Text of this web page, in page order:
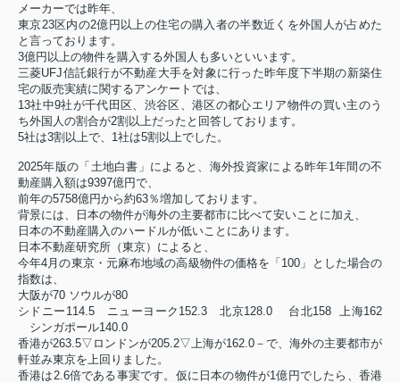
メーカーでは昨年、
東京23区内の2億円以上の住宅の購入者の半数近くを外国人が占めた
と言っております。
3億円以上の物件を購入する外国人も多いといいます。
三菱UFJ信託銀行が不動産大手を対象に行った昨年度下半期の新築住
宅の販売実績に関するアンケートでは、
13社中9社が千代田区、渋谷区、港区の都心エリア物件の買い主のう
ち外国人の割合が2割以上だったと回答しております。
5社は3割以上で、1社は5割以上でした。
2025年版の「土地白書」によると、海外投資家による昨年1年間の不
動産購入額は9397億円で、
前年の5758億円から約63％増加しております。
背景には、日本の物件が海外の主要都市に比べて安いことに加え、
日本の不動産購入のハードルが低いことにあります。
日本不動産研究所（東京）によると、
今年4月の東京・元麻布地域の高級物件の価格を「100」とした場合の
指数は、
大阪が70 ソウルが80
シドニー114.5 ニューヨーク152.3 北京128.0 台北158
上海162
シンガポール140.0
香港が263.5▽ロンドンが205.2▽上海が162.0－で、海外の主要都市が
軒並み東京を上回りました。
香港は2.6倍である事実です。仮に日本の物件が1億円でしたら、香港